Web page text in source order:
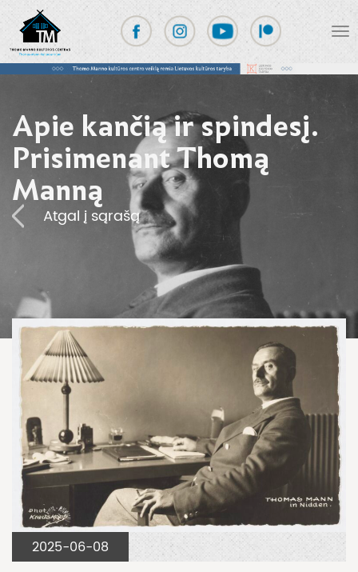
Apie kančią ir spindesį.
Prisimenant Thomą
Manną
Atgal į sąrašą
2025-06-08